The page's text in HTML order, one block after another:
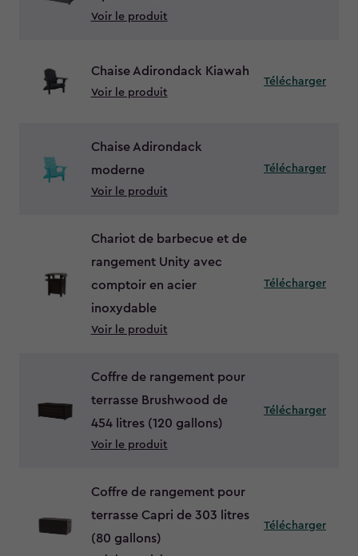
Voir le produit
Chaise Adirondack Kiawah
Voir le produit
Télécharger
Chaise Adirondack
moderne
Voir le produit
Télécharger
Chariot de barbecue et de
rangement Unity avec
comptoir en acier
inoxydable
Voir le produit
Télécharger
Coffre de rangement pour
terrasse Brushwood de
454 litres (120 gallons)
Voir le produit
Télécharger
Coffre de rangement pour
terrasse Capri de 303 litres
(80 gallons)
Télécharger